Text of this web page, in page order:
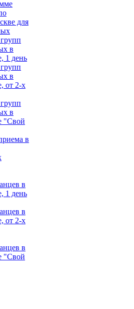
для
в
1 день
в
от 2-х
в
"Свой
в
в
1 день
в
от 2-х
в
"Свой